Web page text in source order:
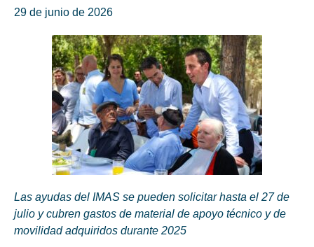
29 de junio de 2026
Las ayudas del IMAS se pueden solicitar hasta el 27 de
julio y cubren gastos de material de apoyo técnico y de
movilidad adquiridos durante 2025